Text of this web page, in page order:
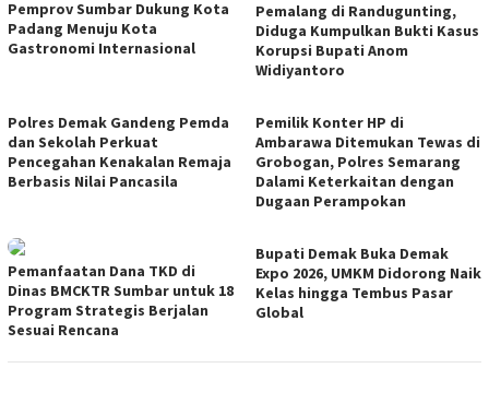
Pemprov Sumbar Dukung Kota
Padang Menuju Kota
Gastronomi Internasional
Pemalang di Randugunting,
Diduga Kumpulkan Bukti Kasus
Korupsi Bupati Anom
Widiyantoro
Polres Demak Gandeng Pemda
dan Sekolah Perkuat
Pencegahan Kenakalan Remaja
Berbasis Nilai Pancasila
Pemilik Konter HP di
Ambarawa Ditemukan Tewas di
Grobogan, Polres Semarang
Dalami Keterkaitan dengan
Dugaan Perampokan
Pemanfaatan Dana TKD di
Dinas BMCKTR Sumbar untuk 18
Program Strategis Berjalan
Sesuai Rencana
Bupati Demak Buka Demak
Expo 2026, UMKM Didorong Naik
Kelas hingga Tembus Pasar
Global